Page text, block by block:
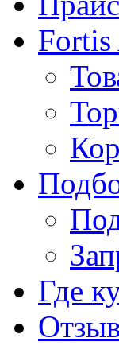
Fortis
Где